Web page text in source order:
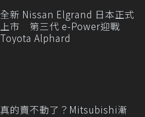
全新 Nissan Elgrand 日本正式
上市 第三代 e-Power迎戰
Toyota Alphard
真的賣不動了？Mitsubishi漸